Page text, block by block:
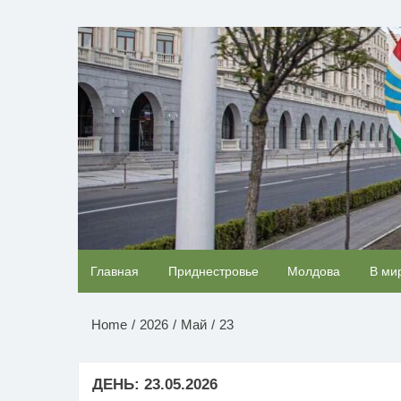
содержимомуНОВОСТИ
Главная Приднестровье Молдова В
Home 2026 Май 23
ДЕНЬ: 23.05.2026
Ролик из Омска: вы будете смеяться долго